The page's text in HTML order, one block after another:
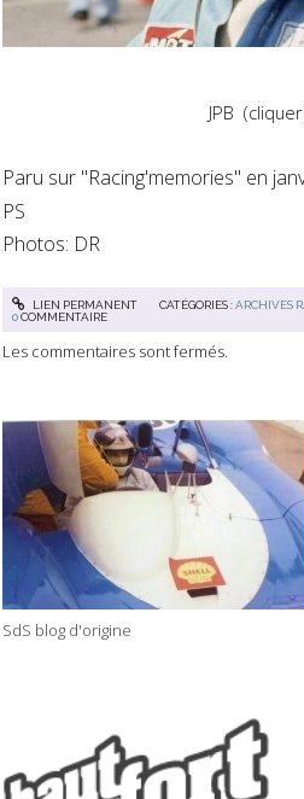
SdS blog d'origine
JPB
Paru sur "Racing'memories" en
PS
Photos: DR
LIEN PERMANENT CATÉGORIES :ARCHIVES
0COMMENTAIRE
Les commentaires sont fermés.